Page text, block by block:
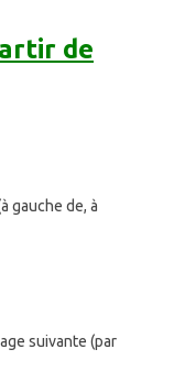
de
gauche de, à
suivante (par